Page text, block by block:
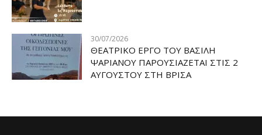
30/07/2026
ΘΕΑΤΡΙΚΟ ΕΡΓΟ ΤΟΥ ΒΑΣΙΛΗ
ΨΑΡΙΑΝΟΥ ΠΑΡΟΥΣΙΑΖΕΤΑΙ ΣΤΙΣ 2
ΑΥΓΟΥΣΤΟΥ ΣΤΗ ΒΡΙΣΑ